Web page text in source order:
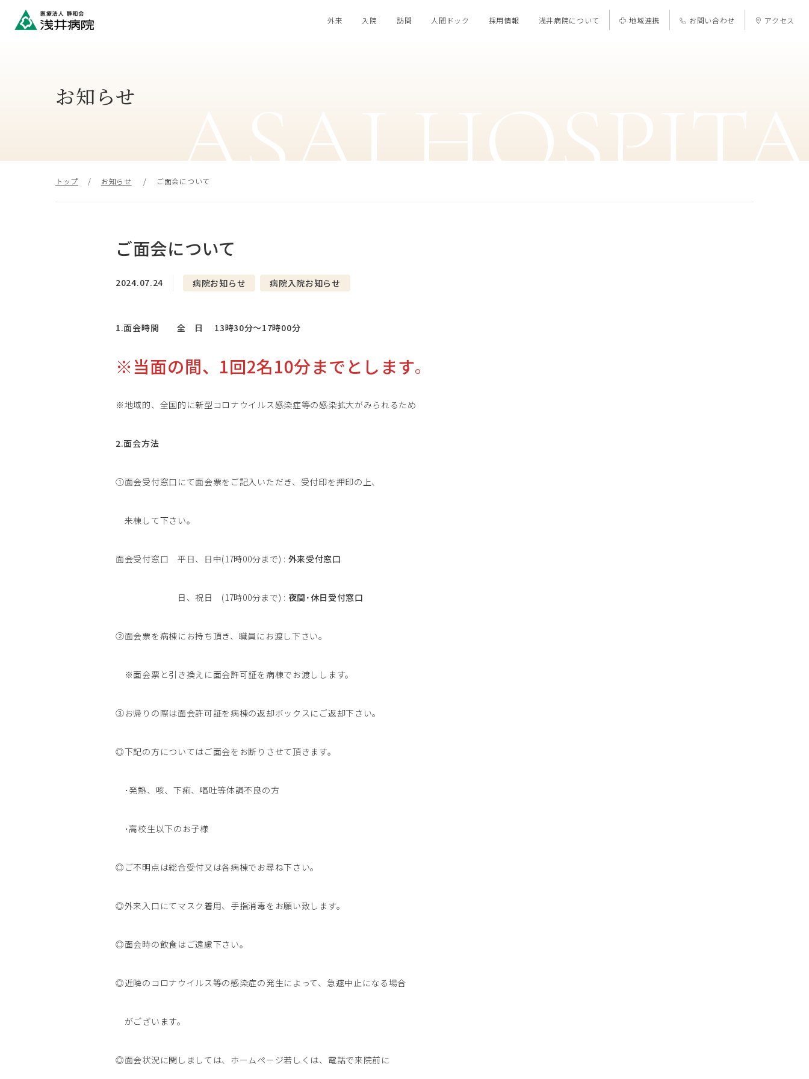
外来 入院 訪問 人間ドック 採用情報 浅井病院について 地域連携 お問い合わせ アクセス
お知らせ ASAI
トップ お知らせ ご面会について
ご面会について
2024.07.24 病院お知らせ 病院入院お知らせ
1.面会時間 全 日 13時30分～17時00分
※当面の間、1回2名10分までとします。
※地域的、全国的に新型コロナウイルス感染症等の感染拡大がみられるため
2.面会方法
①面会受付窓口にて面会票をご記入いただき、受付印を押印の上、
来棟して下さい。
面会受付窓口 平日、日中(17時00分まで) : 外来受付窓口
日、祝日 (17時00分まで) : 夜間･休日受付窓口
②面会票を病棟にお持ち頂き、職員にお渡し下さい。
※面会票と引き換えに面会許可証を病棟でお渡しします。
③お帰りの際は面会許可証を病棟の返却ボックスにご返却下さい。
◎下記の方についてはご面会をお断りさせて頂きます。
･発熱、咳、下痢、嘔吐等体調不良の方
･高校生以下のお子様
◎ご不明点は総合受付又は各病棟でお尋ね下さい。
◎外来入口にてマスク着用、手指消毒をお願い致します。
◎面会時の飲食はご遠慮下さい。
◎近隣のコロナウイルス等の感染症の発生によって、急遽中止になる場合
がございます。
◎面会状況に関しましては、ホームページ若しくは、電話で来院前に